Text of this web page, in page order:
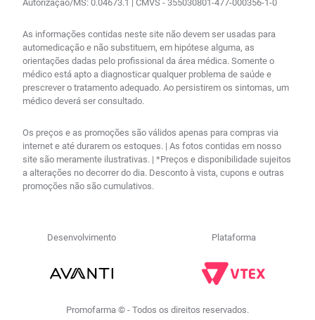
Autorização/MS: 0.04673.1 | CMVS - 355030801-477-000356-1-0
As informações contidas neste site não devem ser usadas para
automedicação e não substituem, em hipótese alguma, as
orientações dadas pelo profissional da área médica. Somente o
médico está apto a diagnosticar qualquer problema de saúde e
prescrever o tratamento adequado. Ao persistirem os sintomas, um
médico deverá ser consultado.
Os preços e as promoções são válidos apenas para compras via
internet e até durarem os estoques. | As fotos contidas em nosso
site são meramente ilustrativas. | *Preços e disponibilidade sujeitos
a alterações no decorrer do dia. Desconto à vista, cupons e outras
promoções não são cumulativos.
Desenvolvimento Plataforma
Promofarma © - Todos os direitos reservados.